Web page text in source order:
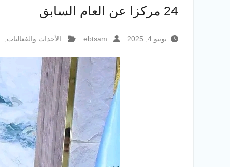
24 مركزا عن العام السابق
يونيو 4, 2025 ebtsam الأحداث والفعاليات